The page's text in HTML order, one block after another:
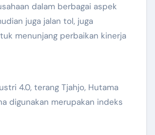
dalam berbagai aspek
juga jalan tol, juga
menunjang perbaikan kinerja
4.0, terang Tjahjo, Hutama
digunakan merupakan indeks